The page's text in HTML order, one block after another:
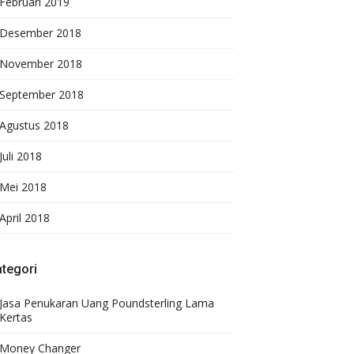
Desember 2018
November 2018
September 2018
Agustus 2018
Juli 2018
Mei 2018
April 2018
Jasa Penukaran Uang Poundsterling Lama
Kertas
Money Changer